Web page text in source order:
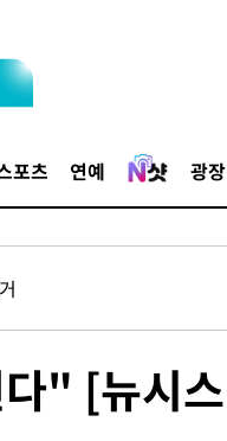
포츠 연예 광장
" [뉴시스